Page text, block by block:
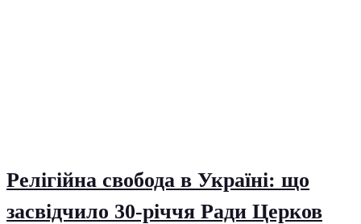
Релігійна свобода в Україні: що
засвідчило 30-річчя Ради Церков